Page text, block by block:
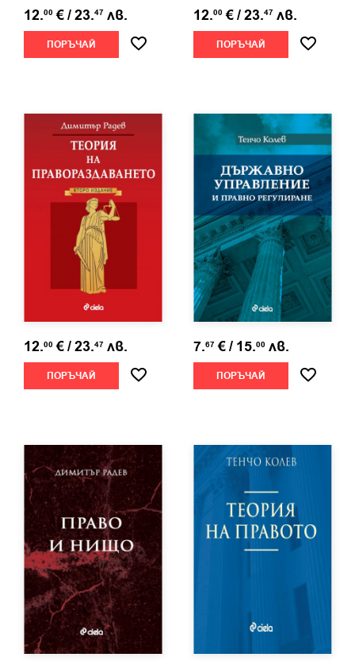
е български юрист и политик. Води
12.00 €/23.47 лв.
ПОРЪЧАЙ
12.00 €/23.47 лв.
ПОРЪЧАЙ
12.00 €/23.47 лв.
ПОРЪЧАЙ
7.67 €/ 15.00 лв.
ПОРЪЧАЙ